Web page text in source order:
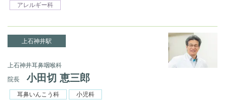
アレルギー科
上石神井駅
上石神井耳鼻咽喉科
院長
小田切 恵三郎
耳鼻いんこう科 小児科